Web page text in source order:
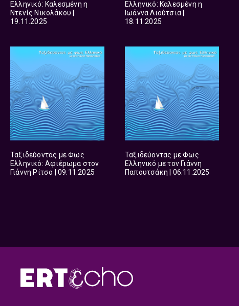
Ελληνικό: Καλεσμένη η
Ντενίς Νικολάκου |
19.11.2025
Ελληνικό: Καλεσμένη η
Ιωάννα Λιούτσια |
18.11.2025
Ταξιδεύοντας με Φως
Ελληνικό: Αφιέρωμα στον
Γιάννη Ρίτσο | 09.11.2025
Ταξιδεύοντας με Φως
Ελληνικό με τον Γιάννη
Παπουτσάκη | 06.11.2025